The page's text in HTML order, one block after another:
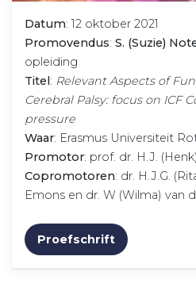
Datum: 12 oktober 2021
Promovendus: S. (Suzie)
opleiding
Titel: Relevant Aspects of
Cerebral Palsy: focus on ICF
pressure
Waar: Erasmus Universiteit
Promotor: prof. dr. H.J.
Copromotoren: dr. H.J.G.
Emons en dr. W (Wilma) van
Proefschrift